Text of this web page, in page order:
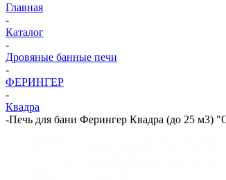
Главная
-
Каталог
-
Дровяные банные печи
-
ФЕРИНГЕР
-
Квадра
-Печь для бани Ферингер Квадра (до 25 м3)